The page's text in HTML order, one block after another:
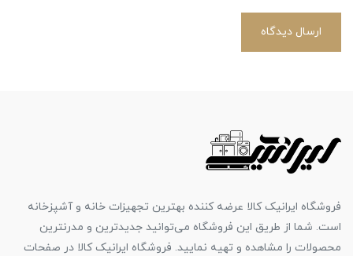
ارسال دیدگاه
فروشگاه ایرانیک کالا عرضه کننده بهترین تجهیزات خانه و آشپزخانه
است. شما از طریق این فروشگاه می‌توانید جدیدترین و مدرنترین
محصولات را مشاهده و تهیه نمایید. فروشگاه ایرانیک کالا در صفحات